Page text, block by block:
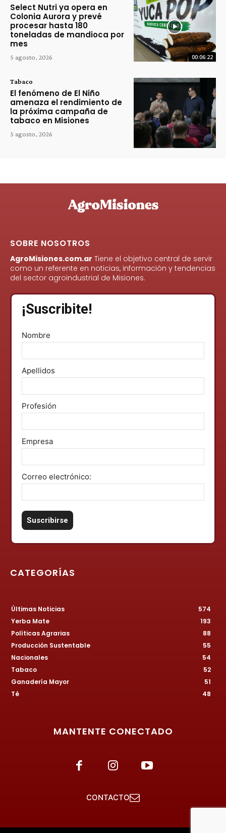
00:06:22
Select Nutri ya opera en
Colonia Aurora y prevé
procesar hasta 180
toneladas de mandioca por
mes
5 agosto, 2026
Tabaco
El fenómeno de El Niño
amenaza el rendimiento de
la próxima campaña de
tabaco en Misiones
5 agosto, 2026
SOBRE NOSOTROS
AgroMisiones.com.ar Tiene el objetivo central de servir
como un referente en noticias, información y tendencias
del sector agroindustrial de Misiones.
¡Suscribite!
Nombre
Apellidos
Profesión
Empresa
Correo electrónico:
CATEGORÍAS
Últimas Noticias
574
Yerba Mate
193
Políticas Agrarias
88
Producción Sustentable
55
Nacionales
54
Tabaco
52
Ganadería Mayor
51
Té
48
MANTENTE CONECTADO
CONTACTO